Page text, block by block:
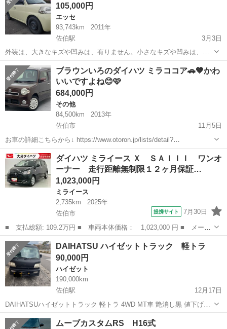
げ交渉をしてく...105,000円
エッセ
93,743km
2011年
佐伯駅
3月3日
外装は、大きなキズや凹みは、有りません。小さなキズや凹みは、有
ります。内装はキズや汚れ有ります。タイヤは、4本とも問題有りませ
ん。走る曲がる止まる特に問題有りません。古い車なので見落とし有
るかもしれませんが宜しくお願いします...
大分 佐伯市 佐伯駅 エッセ ダイハツエッセ
ブラウンいろのダイハツ ミラココア🚗🤎かわ
いいですよね😊🩷
684,000円
その他
84,500km
2013年
佐伯市
11月5日
お車の詳細こちらから↓ https://www.otoron.jp/lists/detail?
carno=041026 来店不要で全国対応中🗾(※沖縄/北海道/離島除く) 携帯
さえあれば即日審査・契約もできちゃう✨...
大分 佐伯市 その他 ミラココア
ダイハツ ミライース Ｘ ＳＡＩＩＩ ワンオ
ーナー 走行距離無制限１２ヶ月保証…
1,023,000円
ミライース
2,735km
2025年
佐伯市
提携サイト 7月30日
■ 支払総額: 109.2万円 ■ 車両本体価格： 1,023,000 円 ■ メーカ
ー名： ダイハツ ■ 車種名： ミライース ■ グレード名： Ｘ
ＳＡＩＩＩ ワンオーナー 走行距離無制限１２ヶ月保証付き 踏み
間違い防...
大分 佐伯市
DAIHATSU ハイゼットトラック 軽トラ
90,000円
ハイゼット
190,000km
佐伯駅
12月17日
DAIHATSUハイゼットトラック 軽トラ 4WD MT車 艶消し黒 値下げ可
能です 令和6車検1月30迄 走行19万弱 のびます 九州圏内配達可能 不
具合は今のところ室内の助席側のボックスが閉まらないのでテープ...
大分 佐伯市 佐伯駅 ハイゼット DAIHATSU
ムーブカスタムRS H16式